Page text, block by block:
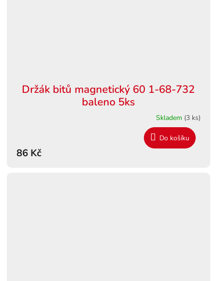
Držák bitů magnetický 60 1-68-732
baleno 5ks
Skladem (3 ks)
86 Kč
Do košíku